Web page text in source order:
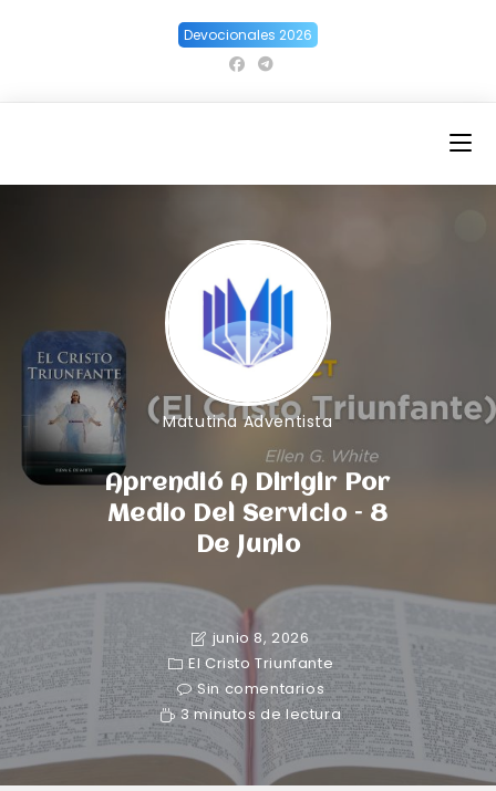
Devocionales 2026
Matutina Adventista
Aprendió A Dirigir Por
Medio Del Servicio – 8
De Junio
junio 8, 2026
El Cristo Triunfante
Sin comentarios
3 minutos de lectura